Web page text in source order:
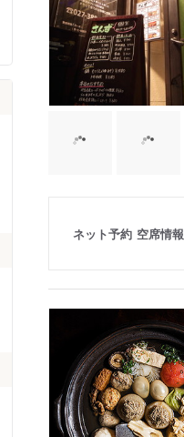
ネット予約 空席情報